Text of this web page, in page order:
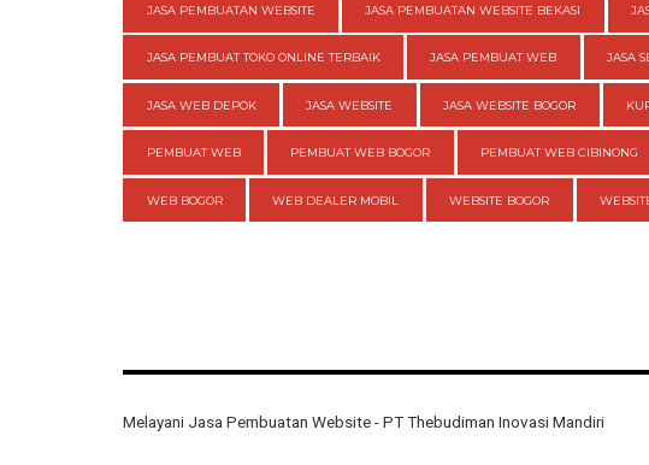
JASA PEMBUATAN WEBSITE JASA PEMBUATAN WEBSITE BEKASI
JASA PEMBUAT TOKO ONLINE TERBAIK JASA PEMBUAT WEB JASA
JASA WEB DEPOK JASA WEBSITE JASA WEBSITE BOGOR
PEMBUAT WEB PEMBUAT WEB BOGOR PEMBUAT WEB CIBINONG
WEB BOGOR WEB DEALER MOBIL WEBSITE BOGOR
Melayani Jasa Pembuatan Website - PT Thebudiman Inovasi Mandiri